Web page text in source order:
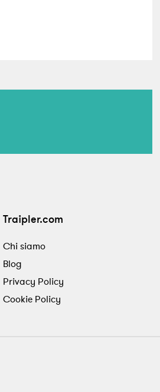
Traipler.com
Chi siamo
Blog
Privacy Policy
Cookie Policy